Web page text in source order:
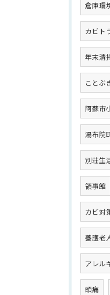
倉庫環
カビト
年末清
ことぶ
阿蘇市
湯布院
別荘生
領事館
カビ対
養護老
アレル
頭痛